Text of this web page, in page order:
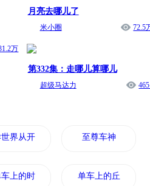
万
月亮去哪儿了
米小圈 72.5
第332集：走哪儿算哪儿
超级马达力
界从开车开始 至尊车神
上的时光 单车上的丘比特